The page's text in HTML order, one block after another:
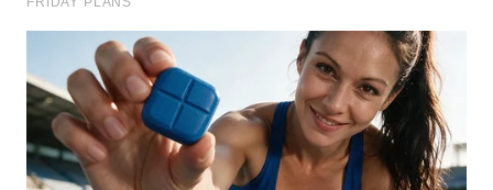
WN
MALUKU
WN